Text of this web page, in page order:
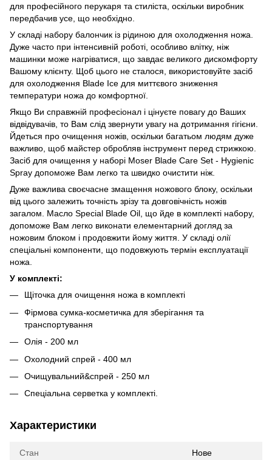
для професійного перукаря та стиліста, оскільки виробник
передбачив усе, що необхідно.
У складі набору балончик із рідиною для охолодження ножа.
Дуже часто при інтенсивній роботі, особливо влітку, ніж
машинки може нагріватися, що завдає великого дискомфорту
Вашому клієнту. Щоб цього не сталося, використовуйте засіб
для охолодження Blade Ice для миттєвого зниження
температури ножа до комфортної.
Якщо Ви справжній професіонал і цінуєте повагу до Ваших
відвідувачів, то Вам слід звернути увагу на дотримання гігієни.
Йдеться про очищення ножів, оскільки багатьом людям дуже
важливо, щоб майстер обробляв інструмент перед стрижкою.
Засіб для очищення у наборі Moser Blade Care Set - Hygienic
Spray допоможе Вам легко та швидко очистити ніж.
Дуже важлива своєчасне змащення ножового блоку, оскільки
від цього залежить точність зрізу та довговічність ножів
загалом. Масло Special Blade Oil, що йде в комплекті набору,
допоможе Вам легко виконати елементарний догляд за
ножовим блоком і продовжити йому життя. У складі олії
спеціальні компоненти, що подовжують термін експлуатації
ножа.
У комплекті:
Щіточка для очищення ножа в комплекті
Фірмова сумка-косметичка для зберігання та
транспортування
Олія - 200 мл
Охолодний спрей - 400 мл
Очищувальний&спрей - 250 мл
Спеціальна серветка у комплекті.
Характеристики
Стан Нове